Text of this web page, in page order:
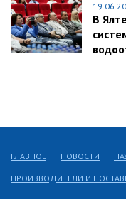
В
ГЛАВНОЕ НОВОСТИ
ПРОИЗВОДИТЕЛИ И